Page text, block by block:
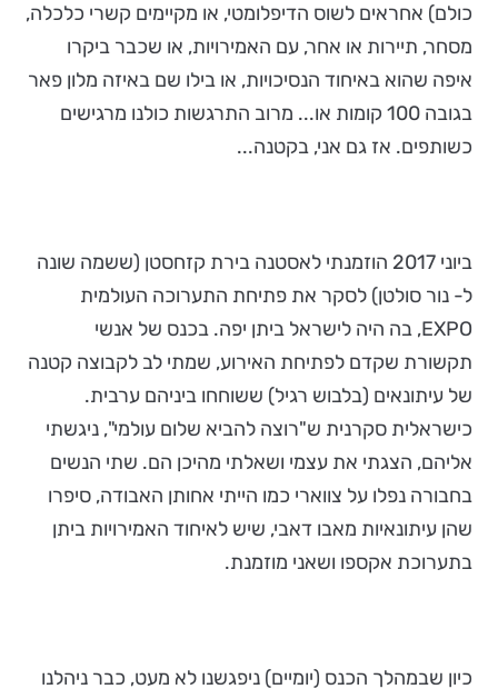
כולם) אחראים לשוס הדיפלומטי, או מקיימים קשרי כלכלה,
מסחר, תיירות או אחר, עם האמירויות, או שכבר ביקרו
איפה שהוא באיחוד הנסיכויות, או בילו שם באיזה מלון פאר
בגובה 100 קומות או... מרוב התרגשות כולנו מרגישים
כשותפים. אז גם אני, בקטנה...
ביוני 2017 הוזמנתי לאסטנה בירת קזחסטן (ששמה שונה
ל- נור סולטן) לסקר את פתיחת התערוכה העולמית
EXPO, בה היה לישראל ביתן יפה. בכנס של אנשי
תקשורת שקדם לפתיחת האירוע, שמתי לב לקבוצה קטנה
של עיתונאים (בלבוש רגיל) ששוחחו ביניהם ערבית.
כישראלית סקרנית ש"רוצה להביא שלום עולמי", ניגשתי
אליהם, הצגתי את עצמי ושאלתי מהיכן הם. שתי הנשים
בחבורה נפלו על צווארי כמו הייתי אחותן האבודה, סיפרו
שהן עיתונאיות מאבו דאבי, שיש לאיחוד האמירויות ביתן
בתערוכת אקספו ושאני מוזמנת.
כיון שבמהלך הכנס (יומיים) ניפגשנו לא מעט, כבר ניהלנו